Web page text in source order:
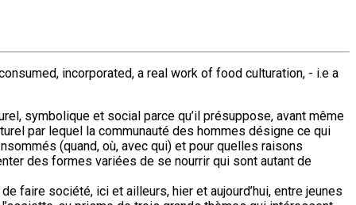
incorporated, a real work of food culturation, - i.e a
symbolique et social parce qu’il présuppose, avant même
par lequel la communauté des hommes désigne ce qui
(quand, où, avec qui) et pour quelles raisons
des formes variées de se nourrir qui sont autant de
faire société, ici et ailleurs, hier et aujourd’hui, entre jeunes